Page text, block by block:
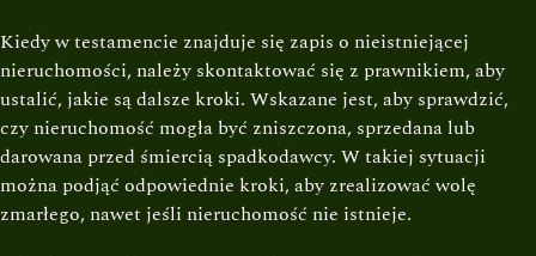
Kiedy w testamencie znajduje się zapis o nieistniejącej
nieruchomości, należy skontaktować się z prawnikiem, aby
ustalić, jakie są dalsze kroki. Wskazane jest, aby sprawdzić,
czy nieruchomość mogła być zniszczona, sprzedana lub
darowana przed śmiercią spadkodawcy. W takiej sytuacji
można podjąć odpowiednie kroki, aby zrealizować wolę
zmarłego, nawet jeśli nieruchomość nie istnieje.